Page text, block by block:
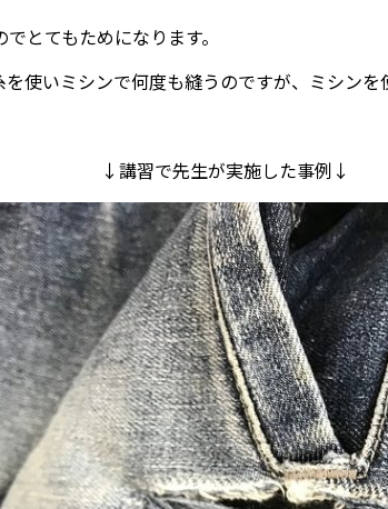
とてもためになります。
使いミシンで何度も縫うのですが、ミシン
↓講習で先生が実施した事例↓